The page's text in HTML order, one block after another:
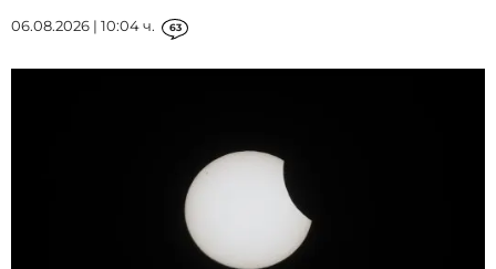
06.08.2026 | 10:04 ч. 63